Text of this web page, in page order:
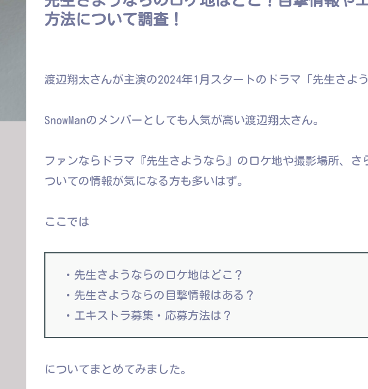
方法について調査！
渡辺翔太さんが主演の2024年1月スタートのドラマ「先生さよう
SnowManのメンバーとしても人気が高い渡辺翔太さん。
ファンならドラマ『先生さようなら』のロケ地や撮影場所、さ
ついての情報が気になる方も多いはず。
ここでは
・先生さようならのロケ地はどこ？
・先生さようならの目撃情報はある？
・エキストラ募集・応募方法は？
についてまとめてみました。